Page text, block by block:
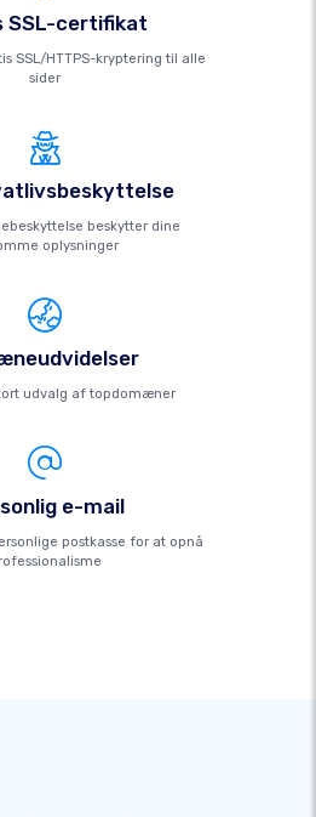
SSL-certifikat
SSL/HTTPS-kryptering til alle
sider
beskytter dine
oplysninger
udvalg af topdomæner
e-mail
postkasse for at opnå